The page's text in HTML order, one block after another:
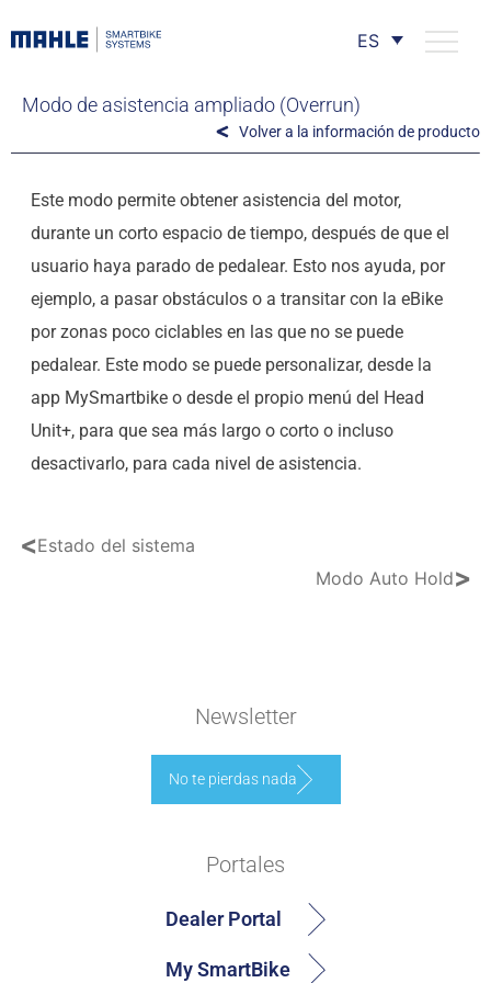
ES
Modo de asistencia ampliado (Overrun)
Volver a la información de producto
Este modo permite obtener asistencia del motor,
durante un corto espacio de tiempo, después de que el
usuario haya parado de pedalear. Esto nos ayuda, por
ejemplo, a pasar obstáculos o a transitar con la eBike
por zonas poco ciclables en las que no se puede
pedalear. Este modo se puede personalizar, desde la
app MySmartbike o desde el propio menú del Head
Unit+, para que sea más largo o corto o incluso
desactivarlo, para cada nivel de asistencia.
<Estado del sistema
Modo Auto Hold>
Newsletter
No te pierdas nada
Portales
Dealer Portal
My SmartBike